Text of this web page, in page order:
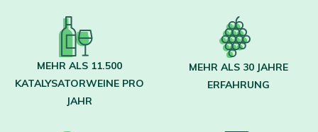
MEHR ALS 11.500
KATALYSATORWEINE PRO
JAHR
MEHR ALS 30 JAHRE
ERFAHRUNG